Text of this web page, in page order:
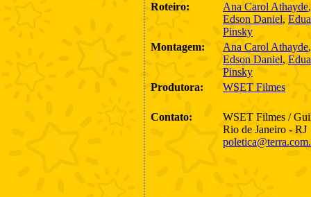
Roteiro: Ana Carol Athayde
Edson Daniel,
Pinsky
Montagem:
Ana Carol Athayde
Edson Daniel,
Pinsky
Produtora:
WSET Filmes
Contato:
WSET Filmes /
Rio de Janeiro - RJ